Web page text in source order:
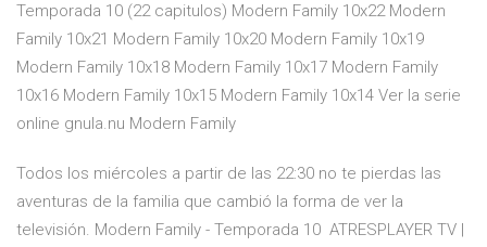
Temporada 10 (22 capitulos) Modern Family 10x22 Modern
Family 10x21 Modern Family 10x20 Modern Family 10x19
Modern Family 10x18 Modern Family 10x17 Modern Family
10x16 Modern Family 10x15 Modern Family 10x14 Ver la serie
online gnula.nu Modern Family
Todos los miércoles a partir de las 22:30 no te pierdas las
aventuras de la familia que cambió la forma de ver la
televisión. Modern Family - Temporada 10 ATRESPLAYER TV |